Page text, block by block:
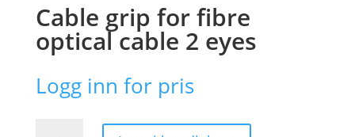
Cable grip for fibre
optical cable 2 eyes
Logg inn for pris